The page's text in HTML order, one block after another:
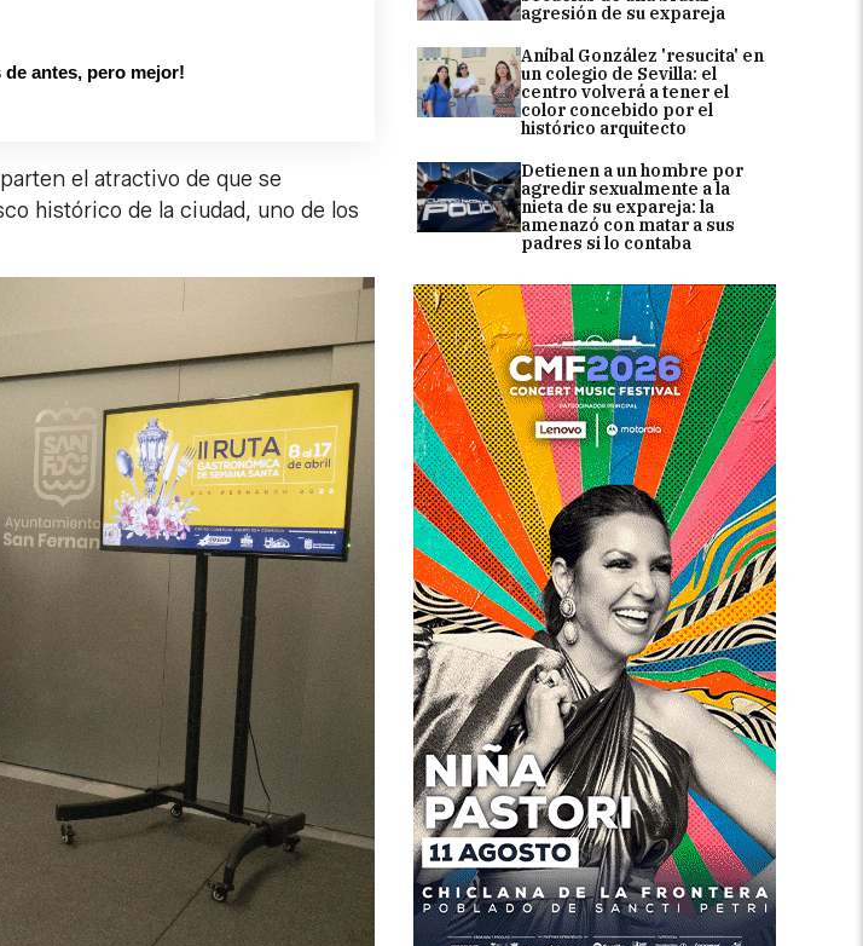
agresión de su expareja
Aníbal González 'resucita' en
un colegio de Sevilla: el
centro volverá a tener el
color concebido por el
histórico arquitecto
Detienen a un hombre por
agredir sexualmente a la
nieta de su expareja: la
amenazó con matar a sus
padres si lo contaba
de antes, pero mejor!
el atractivo de que se
histórico de la ciudad, uno de los